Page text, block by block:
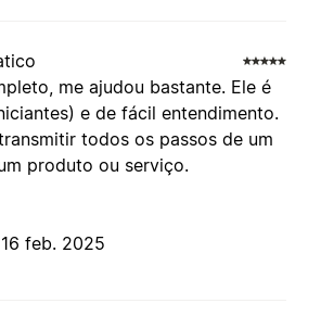
me ajudou bastante. Ele é
e de fácil entendimento.
todos os passos de um
produto ou serviço.
16 feb. 2025